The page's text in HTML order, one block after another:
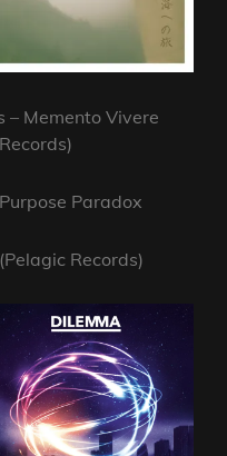
– Memento Vivere
Paradox
Records)